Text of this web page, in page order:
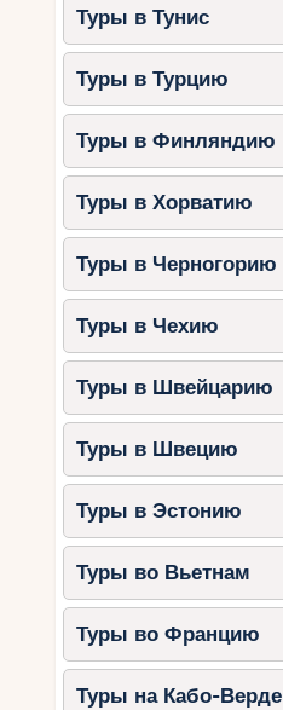
Туры в Тунис
Туры в Турцию
Туры в Финляндию
Туры в Хорватию
Туры в Черногорию
Туры в Чехию
Туры в Швейцарию
Туры в Швецию
Туры в Эстонию
Туры во Вьетнам
Туры во Францию
Туры на Кабо-Верде